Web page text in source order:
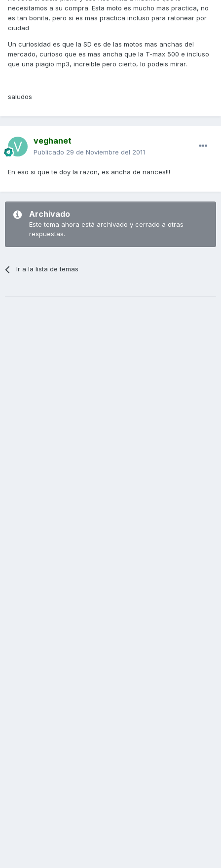
necesitamos a su compra. Esta moto es mucho mas practica, no
es tan bonita, pero si es mas practica incluso para ratonear por
ciudad
Un curiosidad es que la SD es de las motos mas anchas del
mercado, curioso que es mas ancha que la T-max 500 e incluso
que una piagio mp3, increible pero cierto, lo podeis mirar.
saludos
veghanet
Publicado 29 de Noviembre del 2011
En eso si que te doy la razon, es ancha de narices!!!
Archivado
Este tema ahora está archivado y cerrado a otras
respuestas.
Ir a la lista de temas